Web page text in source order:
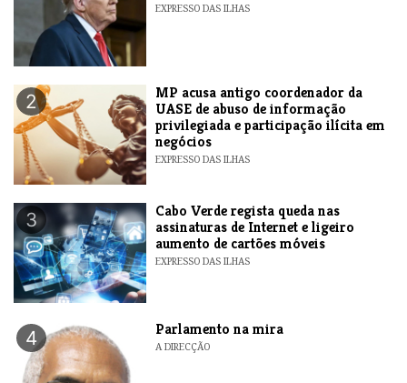
EXPRESSO DAS ILHAS
2
MP acusa antigo coordenador da
UASE de abuso de informação
privilegiada e participação ilícita em
negócios
EXPRESSO DAS ILHAS
3
Cabo Verde regista queda nas
assinaturas de Internet e ligeiro
aumento de cartões móveis
EXPRESSO DAS ILHAS
4 Parlamento na mira
A DIRECÇÃO